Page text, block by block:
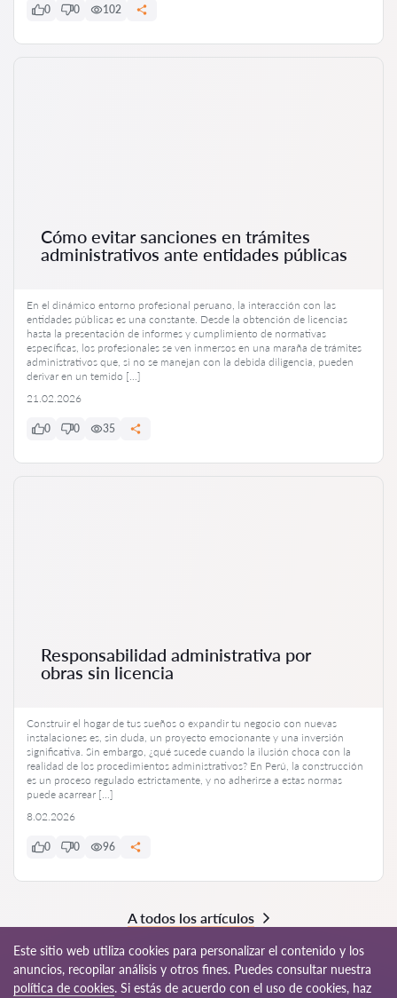
0 0 102
Cómo evitar sanciones en trámites
administrativos ante entidades públicas
En el dinámico entorno profesional peruano, la interacción con las
entidades públicas es una constante. Desde la obtención de licencias
hasta la presentación de informes y cumplimiento de normativas
específicas, los profesionales se ven inmersos en una maraña de trámites
administrativos que, si no se manejan con la debida diligencia, pueden
derivar en un temido […]
21.02.2026
0 0 35
Responsabilidad administrativa por
obras sin licencia
Construir el hogar de tus sueños o expandir tu negocio con nuevas
instalaciones es, sin duda, un proyecto emocionante y una inversión
significativa. Sin embargo, ¿qué sucede cuando la ilusión choca con la
realidad de los procedimientos administrativos? En Perú, la construcción
es un proceso regulado estrictamente, y no adherirse a estas normas
puede acarrear […]
8.02.2026
0 0 96
A todos los artículos
Este sitio web utiliza cookies para personalizar el contenido y los
anuncios, recopilar análisis y otros fines. Puedes consultar nuestra
política de cookies. Si estás de acuerdo con el uso de cookies, haz